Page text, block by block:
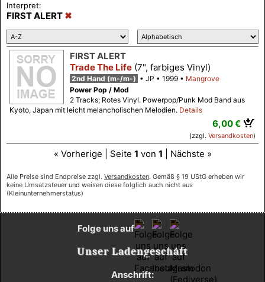
Interpret:
FIRST ALERT
FIRST ALERT
Trade The Life (7", farbiges Vinyl)
2nd Hand (m-/m-) JP 1999
Mangrove
Power Pop / Mod
2 Tracks; Rotes Vinyl. Powerpop/Punk Mod Band aus
Kyoto, Japan mit leicht melancholischen Melodien. Details
6,00 €
(zzgl. Versandkosten)
« Vorherige | Seite 1 von 1 | Nächste »
Alle Preise sind Endpreise zzgl. Versandkosten. Gemäß § 19 UStG erheben wir
keine Umsatzsteuer und weisen diese folglich auch nicht aus
(Kleinunternehmerstatus)
Unser Ladengeschäft
Anschrift:
Folge uns auf